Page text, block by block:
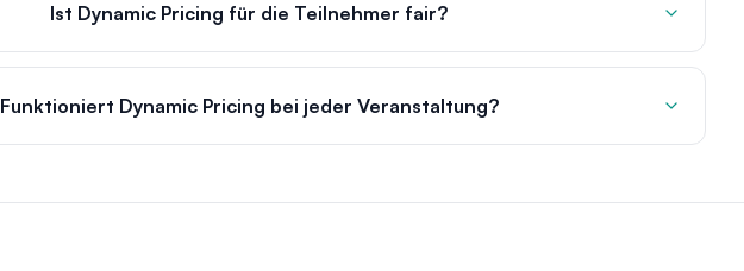
Ist Dynamic Pricing für die Teilnehmer fair?
Funktioniert Dynamic Pricing bei jeder Veranstaltung?